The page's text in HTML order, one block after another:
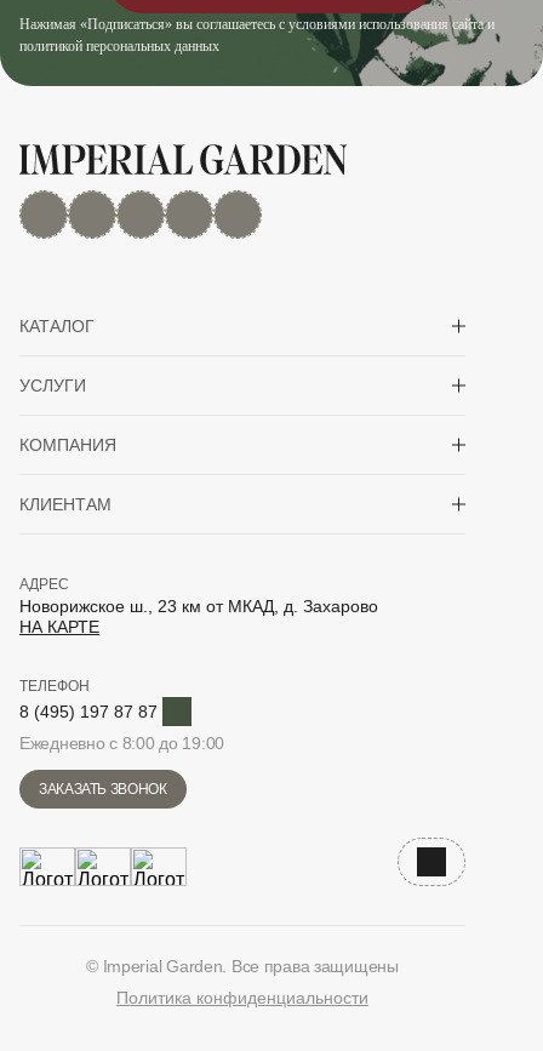
Нажимая «Подписаться» вы соглашаетесь с условиями использования сайта и
политикой персональных данных
MAX Дзен YouTuberutubeTelegram
КАТАЛОГ
УСЛУГИ
КОМПАНИЯ
КЛИЕНТАМ
АДРЕС
Новорижское ш., 23 км от МКАД, д. Захарово
НА КАРТЕ
ТЕЛЕФОН
8 (495) 197 87 87
Ежедневно с 8:00 до 19:00
ЗАКАЗАТЬ ЗВОНОК
Наверх
© Imperial Garden. Все права защищены
Политика конфиденциальности